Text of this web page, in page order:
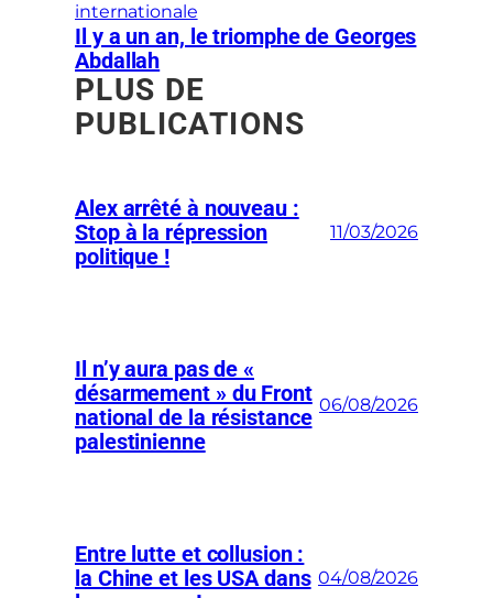
internationale
Il y a un an, le triomphe de Georges
Abdallah
PLUS DE
PUBLICATIONS
Alex arrêté à nouveau :
Stop à la répression
politique !
11/03/2026
Il n’y aura pas de «
désarmement » du Front
national de la résistance
palestinienne
06/08/2026
Entre lutte et collusion :
la Chine et les USA dans 04/08/2026